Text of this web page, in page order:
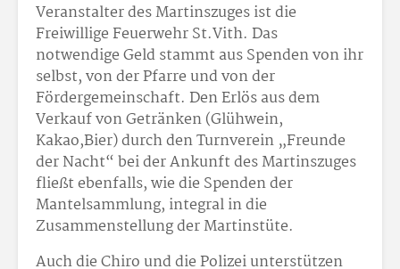
Veranstalter des Martinszuges ist die
Freiwillige Feuerwehr St.Vith. Das
notwendige Geld stammt aus Spenden von ihr
selbst, von der Pfarre und von der
Fördergemeinschaft. Den Erlös aus dem
Verkauf von Getränken (Glühwein,
Kakao,Bier) durch den Turnverein „Freunde
der Nacht“ bei der Ankunft des Martinszuges
fließt ebenfalls, wie die Spenden der
Mantelsammlung, integral in die
Zusammenstellung der Martinstüte.
Auch die Chiro und die Polizei unterstützen